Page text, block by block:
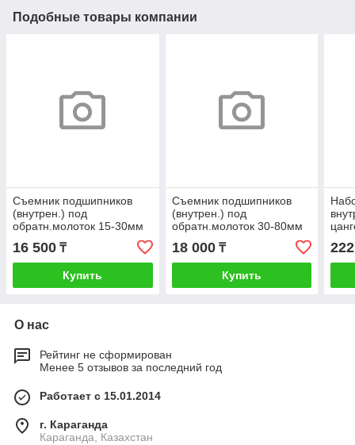
Подобные товары компании
Съемник подшипников
(внутрен.) под
обратн.молоток 15-30мм
16 500 ₸
Купить
Съемник подшипников
(внутрен.) под
обратн.молоток 30-80мм
18 000₸
Купить
О нас
Рейтинг не сформирован
Менее 5 отзывов за последний год
Работает с 15.01.2014
г. Караганда
Караганда, Казахстан